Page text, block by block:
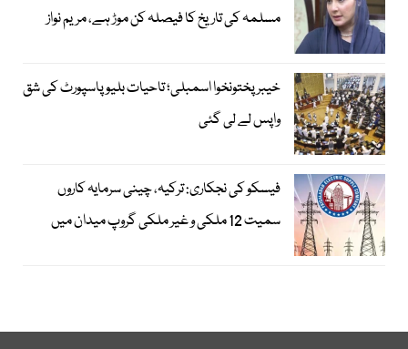
مسلمہ کی تاریخ کا فیصلہ کن موڑ ہے، مریم نواز
خیبرپختونخوا اسمبلی؛ تاحیات بلیو پاسپورٹ کی شق
واپس لے لی گئی
فیسکو کی نجکاری: ترکیہ، چینی سرمایہ کاروں
سمیت 12 ملکی و غیر ملکی گروپ میدان میں